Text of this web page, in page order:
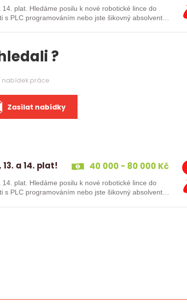
lince do
Máte už zkušenosti s PLC programováním nebo jste šikovný absolvent…
?
nabídek práce
Zasílat nabídky
a 14. plat! 40 000 - 80 000 Kč
lince do
Máte už zkušenosti s PLC programováním nebo jste šikovný absolvent…